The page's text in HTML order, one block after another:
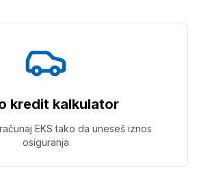
kredit kalkulator
EKS tako da uneseš iznos
osiguranja